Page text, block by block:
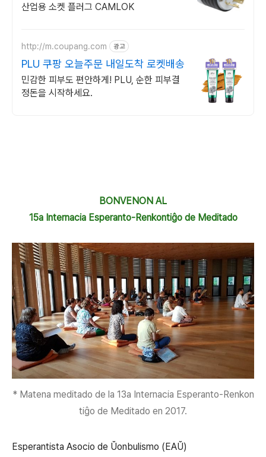
산업용 소켓 플러그 CAMLOK
http://m.coupang.com 광고
PLU 쿠팡 오늘주문 내일도착 로켓배송
민감한 피부도 편안하게! PLU, 순한 피부결
정돈을 시작하세요.
BONVENON AL
15a Internacia Esperanto-Renkontiĝo de Meditado
* Matena meditado de la 13a Internacia Esperanto-Renkon
tiĝo de Meditado en 2017.
Esperantista Asocio de Ŭonbulismo (EAŬ)